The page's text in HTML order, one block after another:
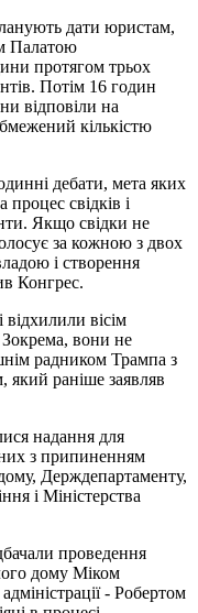
дати юристам,
Палатою
протягом трьох
Потім 16 годин
відповіли на
кількістю
дебати, мета яких
свідків і
Якщо свідки не
за кожною з двох
і створення
Конгрес.
відхилили вісім
вони не
радником Трампа з
раніше заявляв
надання для
з припиненням
Держдепартаменту,
і Міністерства
проведення
дому Міком
- Робертом